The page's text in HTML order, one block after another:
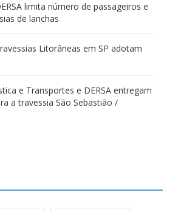
limita número de passageiros e
de lanchas
Litorâneas em SP adotam
e Transportes e DERSA entregam
a travessia São Sebastião /